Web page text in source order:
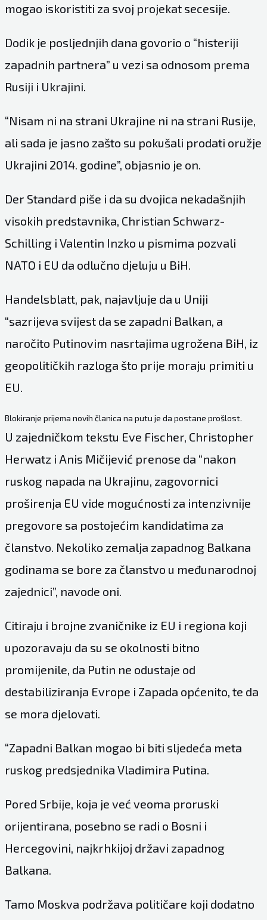
mogao iskoristiti za svoj projekat secesije.
Dodik je posljednjih dana govorio o “histeriji
zapadnih partnera” u vezi sa odnosom prema
Rusiji i Ukrajini.
“Nisam ni na strani Ukrajine ni na strani Rusije,
ali sada je jasno zašto su pokušali prodati oružje
Ukrajini 2014. godine”, objasnio je on.
Der Standard piše i da su dvojica nekadašnjih
visokih predstavnika, Christian Schwarz-
Schilling i Valentin Inzko u pismima pozvali
NATO i EU da odlučno djeluju u BiH.
Handelsblatt, pak, najavljuje da u Uniji
“sazrijeva svijest da se zapadni Balkan, a
naročito Putinovim nasrtajima ugrožena BiH, iz
geopolitičkih razloga što prije moraju primiti u
EU.
Blokiranje prijema novih članica na putu je da postane prošlost.
U zajedničkom tekstu Eve Fischer, Christopher
Herwatz i Anis Mičijević prenose da “nakon
ruskog napada na Ukrajinu, zagovornici
proširenja EU vide mogućnosti za intenzivnije
pregovore sa postojećim kandidatima za
članstvo. Nekoliko zemalja zapadnog Balkana
godinama se bore za članstvo u međunarodnoj
zajednici”, navode oni.
Citiraju i brojne zvaničnike iz EU i regiona koji
upozoravaju da su se okolnosti bitno
promijenile, da Putin ne odustaje od
destabiliziranja Evrope i Zapada općenito, te da
se mora djelovati.
“Zapadni Balkan mogao bi biti sljedeća meta
ruskog predsjednika Vladimira Putina.
Pored Srbije, koja je već veoma proruski
orijentirana, posebno se radi o Bosni i
Hercegovini, najkrhkijoj državi zapadnog
Balkana.
Tamo Moskva podržava političare koji dodatno